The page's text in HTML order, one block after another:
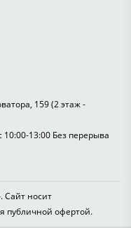
159 (2 этаж -
13:00 Без перерыва
Сайт носит
публичной офертой.